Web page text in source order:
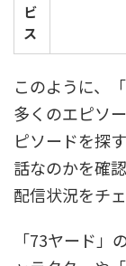
ビ
ス
このように、
多くのエピソ
ピソードを探
話なのかを確
配信状況をチ
「73ヤード」